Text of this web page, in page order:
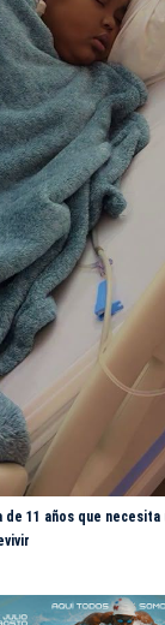
de 11 años que